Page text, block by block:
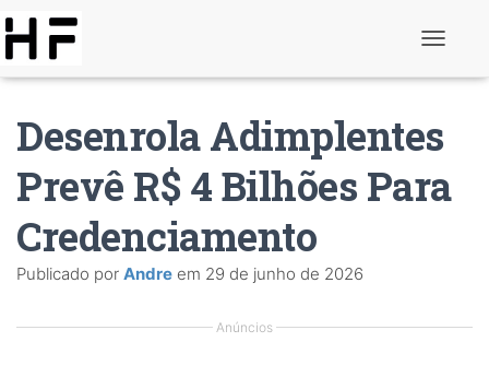
r
n
r
d
a
Desenrola Adimplentes
Prevê R$ 4 Bilhões Para
Credenciamento
Publicado por Andre em 29 de junho de 2026
Anúncios